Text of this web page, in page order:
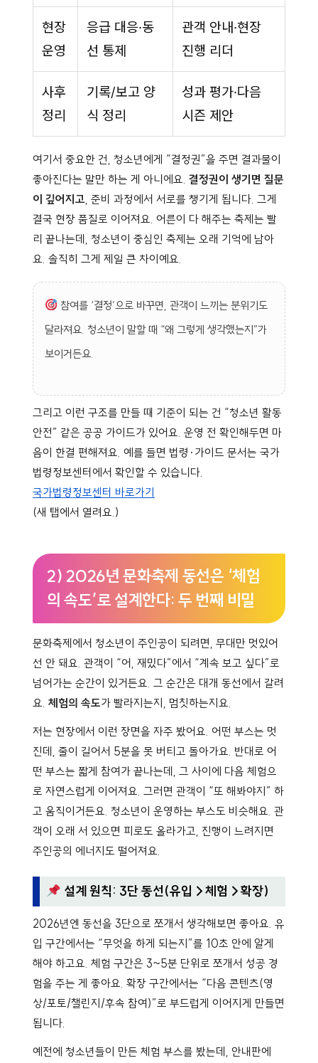
현장
운영
응급 대응·동
선 통제
관객 안내·현장
진행 리더
사후
정리
기록/보고 양
식 정리
성과 평가·다음
시즌 제안
여기서 중요한 건, 청소년에게 “결정권”을 주면 결과물이
좋아진다는 말만 하는 게 아니에요. 결정권이 생기면 질문
이 깊어지고 , 준비 과정에서 서로를 챙기게 됩니다. 그게
결국 현장 품질로 이어져요. 어른이 다 해주는 축제는 빨
리 끝나는데, 청소년이 중심인 축제는 오래 기억에 남아
요. 솔직히 그게 제일 큰 차이예요.
참여를 ‘결정’으로 바꾸면, 관객이 느끼는 분위기도
달라져요. 청소년이 말할 때 “왜 그렇게 생각했는지”가
보이거든요.
그리고 이런 구조를 만들 때 기준이 되는 건 “청소년 활동
안전” 같은 공공 가이드가 있어요. 운영 전 확인해두면 마
음이 한결 편해져요. 예를 들면 법령·가이드 문서는 국가
법령정보센터에서 확인할 수 있습니다.
국가법령정보센터 바로가기
(새 탭에서 열려요.)
2) 2026년 문화축제 동선은 ‘체험
의 속도’로 설계한다: 두 번째 비밀
문화축제에서 청소년이 주인공이 되려면, 무대만 멋있어
선 안 돼요. 관객이 “어, 재밌다”에서 “계속 보고 싶다”로
넘어가는 순간이 있거든요. 그 순간은 대개 동선에서 갈려
요. 체험의 속도가 빨라지는지, 멈칫하는지요.
저는 현장에서 이런 장면을 자주 봤어요. 어떤 부스는 멋
진데, 줄이 길어서 5분을 못 버티고 돌아가요. 반대로 어
떤 부스는 짧게 참여가 끝나는데, 그 사이에 다음 체험으
로 자연스럽게 이어져요. 그러면 관객이 “또 해봐야지” 하
고 움직이거든요. 청소년이 운영하는 부스도 비슷해요. 관
객이 오래 서 있으면 피로도 올라가고, 진행이 느려지면
주인공의 에너지도 떨어져요.
설계 원칙: 3단 동선(유입→체험→확장)
2026년엔 동선을 3단으로 쪼개서 생각해보면 좋아요. 유
입 구간에서는 “무엇을 하게 되는지”를 10초 안에 알게
해야 하고요. 체험 구간은 3~5분 단위로 쪼개서 성공 경
험을 주는 게 좋아요. 확장 구간에서는 “다음 콘텐츠(영
상/포토/챌린지/후속 참여)”로 부드럽게 이어지게 만들면
됩니다.
예전에 청소년들이 만든 체험 부스를 봤는데, 안내판에